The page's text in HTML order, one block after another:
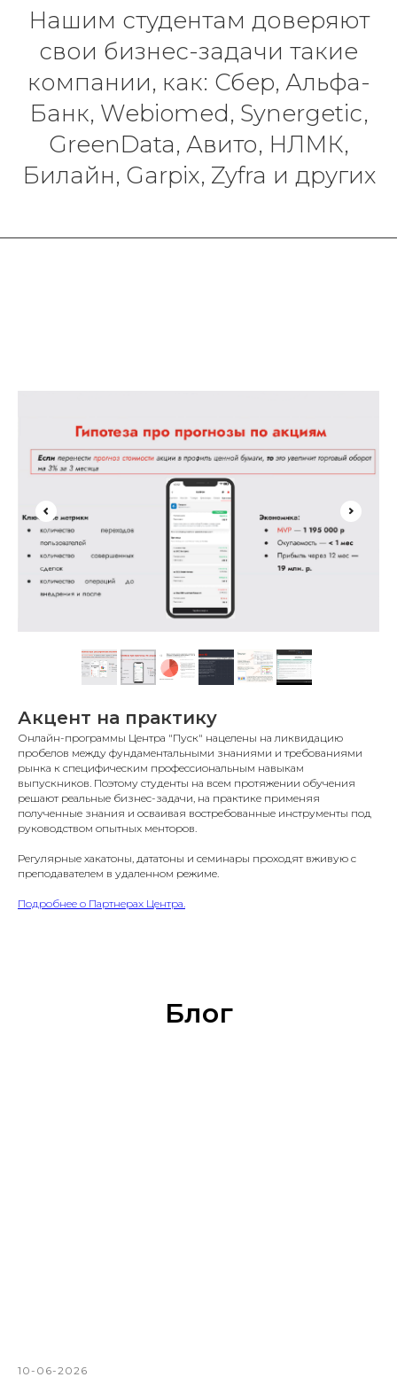
Нашим студентам доверяют
свои бизнес-задачи такие
компании, как: Сбер, Альфа-
Банк, Webiomed, Synergetic,
GreenData, Авито, НЛМК,
Билайн, Garpix, Zyfra и других
Акцент на практику
Онлайн-программы Центра "Пуск" нацелены на ликвидацию
пробелов между фундаментальными знаниями и требованиями
рынка к специфическим профессиональным навыкам
выпускников. Поэтому студенты на всем протяжении обучения
решают реальные бизнес-задачи, на практике применяя
полученные знания и осваивая востребованные инструменты под
руководством опытных менторов.
Регулярные хакатоны, дататоны и семинары проходят вживую с
преподавателем в удаленном режиме.
Подробнее о Партнерах Центра.
Блог
10-06-2026